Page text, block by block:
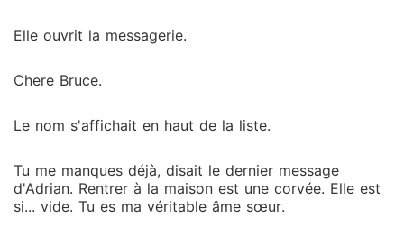
Elle ouvrit la messagerie.
Chere Bruce.
Le nom s'affichait en haut de la liste.
Tu me manques déjà, disait le dernier message
d'Adrian. Rentrer à la maison est une corvée. Elle est
si... vide. Tu es ma véritable âme sœur.